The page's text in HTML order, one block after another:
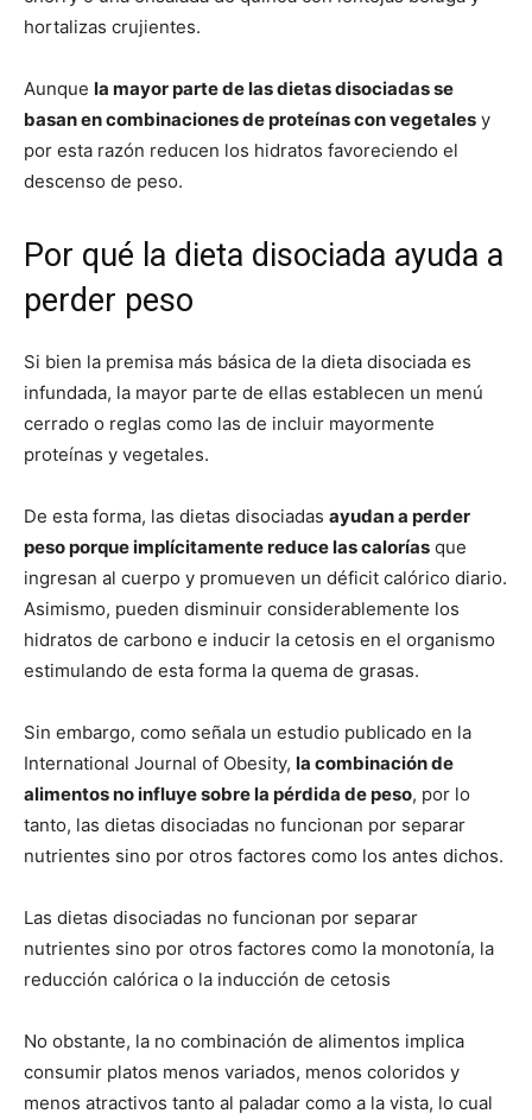
hortalizas crujientes.
Aunque la mayor parte de las dietas disociadas se
basan en combinaciones de proteínas con vegetales y
por esta razón reducen los hidratos favoreciendo el
descenso de peso.
Por qué la dieta disociada ayuda a
perder peso
Si bien la premisa más básica de la dieta disociada es
infundada, la mayor parte de ellas establecen un menú
cerrado o reglas como las de incluir mayormente
proteínas y vegetales.
De esta forma, las dietas disociadas ayudan a perder
peso porque implícitamente reduce las calorías que
ingresan al cuerpo y promueven un déficit calórico diario.
Asimismo, pueden disminuir considerablemente los
hidratos de carbono e inducir la cetosis en el organismo
estimulando de esta forma la quema de grasas.
Sin embargo, como señala un estudio publicado en la
International Journal of Obesity, la combinación de
alimentos no influye sobre la pérdida de peso, por lo
tanto, las dietas disociadas no funcionan por separar
nutrientes sino por otros factores como los antes dichos.
Las dietas disociadas no funcionan por separar
nutrientes sino por otros factores como la monotonía, la
reducción calórica o la inducción de cetosis
No obstante, la no combinación de alimentos implica
consumir platos menos variados, menos coloridos y
menos atractivos tanto al paladar como a la vista, lo cual